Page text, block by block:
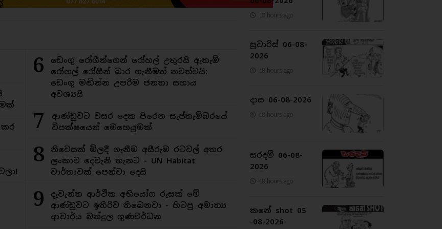
6
ඩෙංගු රෝගීන්ගෙන් රෝහල් උතුරයි ඇතැම්
රෝහල් රෝගීන් බාර ගැනීමත් නවත්වයි:
ඩෙංගු මඬින්න උපරිම ජනතා සහාය
අවශ්‍යයි
7
ආණ්ඩුවට වසර දෙක පිරෙන සැප්තැම්බරයේ
විපක්ෂයෙන් මෙහෙයුමක්
8
නිවෙසක් මිලදී ගැනීම අසීරුම රටවල් අතර
ලංකාව දෙවැනි තැනට - UN Habitat
වාර්තාවක් පෙන්වා දෙයි
9
දැවැන්ත ආර්ථික අභියෝග රුසක් මේ
ආණ්ඩුවට ඉතිරිව තිබෙනවා - හිටපු අමාත්‍ය
ආචාර්ය බන්දුල ගුණවර්ධන
18 hours ago
සුවාරිස් 06-08-
2026
18 hours ago
දාස 06-08-2026
18 hours ago
සරදම් 06-08-
2026
18 hours ago
කනේ shot 05
-08-2026